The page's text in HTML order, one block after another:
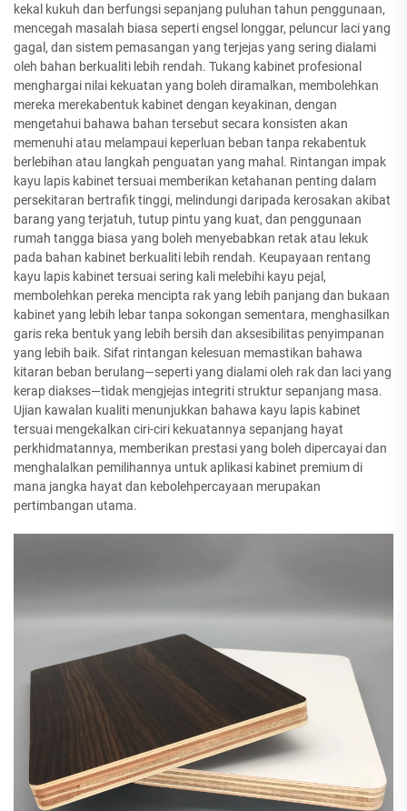
kekal kukuh dan berfungsi sepanjang puluhan tahun penggunaan,
mencegah masalah biasa seperti engsel longgar, peluncur laci yang
gagal, dan sistem pemasangan yang terjejas yang sering dialami
oleh bahan berkualiti lebih rendah. Tukang kabinet profesional
menghargai nilai kekuatan yang boleh diramalkan, membolehkan
mereka merekabentuk kabinet dengan keyakinan, dengan
mengetahui bahawa bahan tersebut secara konsisten akan
memenuhi atau melampaui keperluan beban tanpa rekabentuk
berlebihan atau langkah penguatan yang mahal. Rintangan impak
kayu lapis kabinet tersuai memberikan ketahanan penting dalam
persekitaran bertrafik tinggi, melindungi daripada kerosakan akibat
barang yang terjatuh, tutup pintu yang kuat, dan penggunaan
rumah tangga biasa yang boleh menyebabkan retak atau lekuk
pada bahan kabinet berkualiti lebih rendah. Keupayaan rentang
kayu lapis kabinet tersuai sering kali melebihi kayu pejal,
membolehkan pereka mencipta rak yang lebih panjang dan bukaan
kabinet yang lebih lebar tanpa sokongan sementara, menghasilkan
garis reka bentuk yang lebih bersih dan aksesibilitas penyimpanan
yang lebih baik. Sifat rintangan kelesuan memastikan bahawa
kitaran beban berulang—seperti yang dialami oleh rak dan laci yang
kerap diakses—tidak mengjejas integriti struktur sepanjang masa.
Ujian kawalan kualiti menunjukkan bahawa kayu lapis kabinet
tersuai mengekalkan ciri-ciri kekuatannya sepanjang hayat
perkhidmatannya, memberikan prestasi yang boleh dipercayai dan
menghalalkan pemilihannya untuk aplikasi kabinet premium di
mana jangka hayat dan kebolehpercayaan merupakan
pertimbangan utama.